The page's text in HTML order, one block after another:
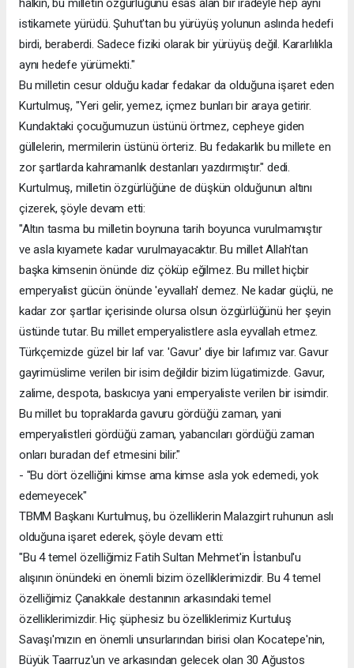
istikamete yürüdü. Şuhut'tan bu yürüyüş yolunun aslında hedefi
birdi, beraberdi. Sadece fiziki olarak bir yürüyüş değil. Kararlılıkla
aynı hedefe yürümekti."
Bu milletin cesur olduğu kadar fedakar da olduğuna işaret eden
Kurtulmuş, "Yeri gelir, yemez, içmez bunları bir araya getirir.
Kundaktaki çocuğumuzun üstünü örtmez, cepheye giden
güllelerin, mermilerin üstünü örteriz. Bu fedakarlık bu millete en
zor şartlarda kahramanlık destanları yazdırmıştır." dedi.
Kurtulmuş, milletin özgürlüğüne de düşkün olduğunun altını
çizerek, şöyle devam etti:
"Altın tasma bu milletin boynuna tarih boyunca vurulmamıştır
ve asla kıyamete kadar vurulmayacaktır. Bu millet Allah'tan
başka kimsenin önünde diz çöküp eğilmez. Bu millet hiçbir
emperyalist gücün önünde 'eyvallah' demez. Ne kadar güçlü, ne
kadar zor şartlar içerisinde olursa olsun özgürlüğünü her şeyin
üstünde tutar. Bu millet emperyalistlere asla eyvallah etmez.
Türkçemizde güzel bir laf var. 'Gavur' diye bir lafımız var. Gavur
gayrimüslime verilen bir isim değildir bizim lügatimizde. Gavur,
zalime, despota, baskıcıya yani emperyaliste verilen bir isimdir.
Bu millet bu topraklarda gavuru gördüğü zaman, yani
emperyalistleri gördüğü zaman, yabancıları gördüğü zaman
onları buradan def etmesini bilir."
- "Bu dört özelliğini kimse ama kimse asla yok edemedi, yok
edemeyecek"
TBMM Başkanı Kurtulmuş, bu özelliklerin Malazgirt ruhunun aslı
olduğuna işaret ederek, şöyle devam etti:
"Bu 4 temel özelliğimiz Fatih Sultan Mehmet'in İstanbul'u
alışının önündeki en önemli bizim özelliklerimizdir. Bu 4 temel
özelliğimiz Çanakkale destanının arkasındaki temel
özelliklerimizdir. Hiç şüphesiz bu özelliklerimiz Kurtuluş
Savaşı'mızın en önemli unsurlarından birisi olan Kocatepe'nin,
Büyük Taarruz'un ve arkasından gelecek olan 30 Ağustos